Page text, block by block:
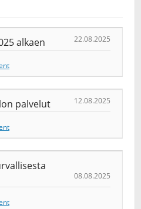
alkaen 22.08.2025
palvelut 12.08.2025
08.08.2025